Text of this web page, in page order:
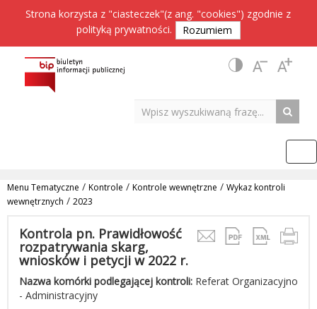
Strona korzysta z "ciasteczek"(z ang. "cookies") zgodnie z
polityką prywatności. Rozumiem
Menu Tematyczne / Kontrole / Kontrole wewnętrzne / Wykaz kontroli
wewnętrznych / 2023
Kontrola pn. Prawidłowość
rozpatrywania skarg,
wniosków i petycji w 2022 r.
Nazwa komórki podlegającej kontroli: Referat Organizacyjno
- Administracyjny